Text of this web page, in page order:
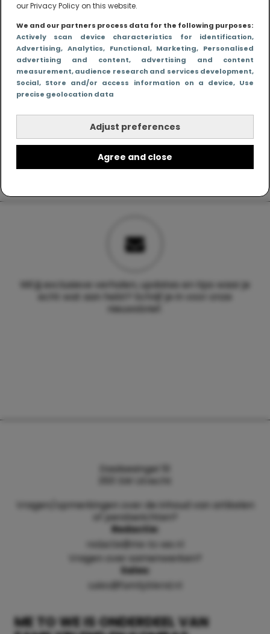
our Privacy Policy on this website.
We and our partners process data for the following purposes:
Actively scan device characteristics for identification,
Advertising, Analytics, Functional, Marketing, Personalised
advertising and content, advertising and content
measurement, audience research and services development,
Social, Store and/or access information on a device, Use
precise geolocation data
Adjust preferences
Agree and close
Wil jij exclusieve verhalen, updates en tips waar je
echt wat aan hebt? Schrijf je in voor onze
nieuwsbrief.
ME TO WE IS ONDERDEEL VAN
Daalsesingel 51
3511 SW Utrecht
Vragen/opmerkingen over de inhoud van artikelen
of persberichten?
Redactie:
redactie@me-to-we.nl
Vragen over samenwerken?
Sales:
sales@familyblend.nl